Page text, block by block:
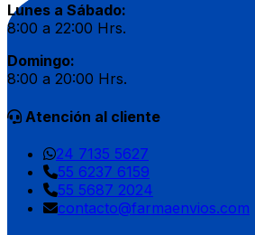
Lunes a Sábado:
8:00 a 22:00 Hrs.
Domingo:
8:00 a 20:00 Hrs.
Atención al cliente
24 7135 5627
55 6237 6159
55 5687 2024
contacto@farmaenvios.com